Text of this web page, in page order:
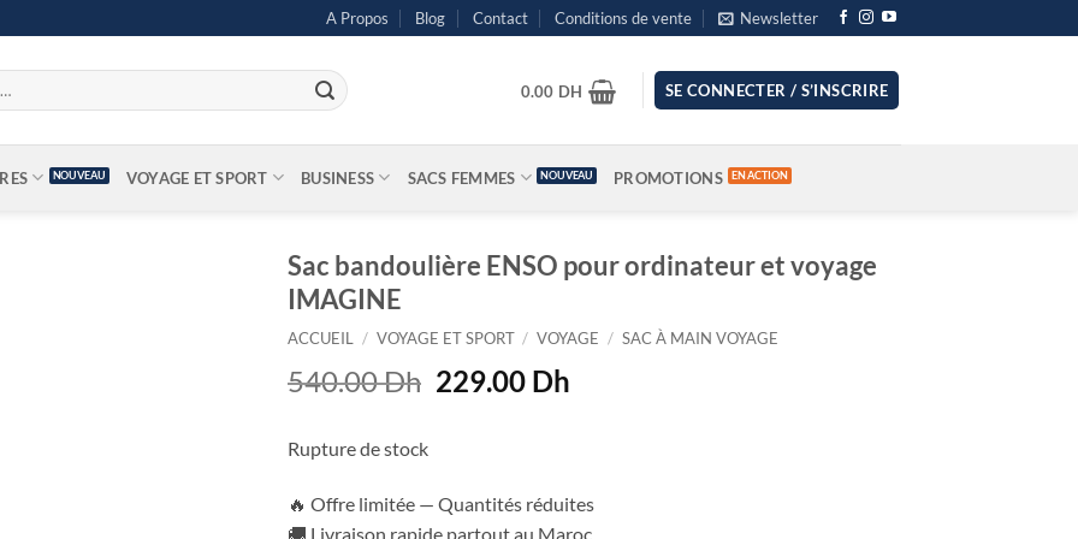
A Propos Blog Contact Conditions de vente Newsletter
0.00 DH SE CONNECTER / S’INSCRIRE
VOYAGE ET SPORT BUSINESS SACS FEMMES PROMOTIONS
Sac bandoulière ENSO pour ordinateur et voyage
IMAGINE
ACCUEIL / VOYAGE ET SPORT / VOYAGE / SAC À MAIN VOYAGE
540.00Dh Le
540.00 Dh.
229.00 Dh
229.00 Dh.
Rupture de stock
🔥 Offre limitée — Quantités réduites
🚚 Livraison rapide partout au Maroc